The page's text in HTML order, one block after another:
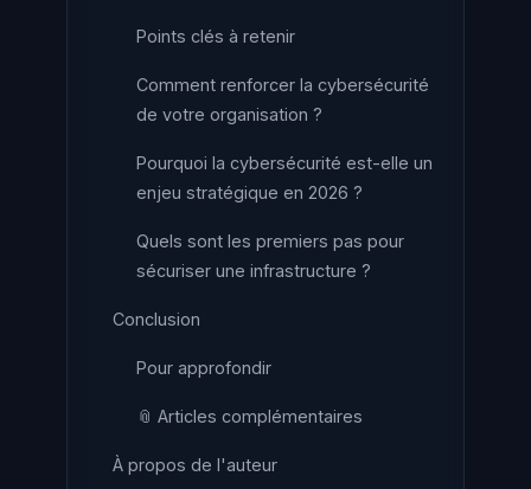
Points clés à retenir
Comment renforcer la cybersécurité
de votre organisation ?
Pourquoi la cybersécurité est-elle un
enjeu stratégique en 2026 ?
Quels sont les premiers pas pour
sécuriser une infrastructure ?
Conclusion
Pour approfondir
📎 Articles complémentaires
À propos de l'auteur